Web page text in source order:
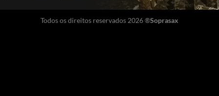
Todos os direitos reservados 2026 ®Soprasax